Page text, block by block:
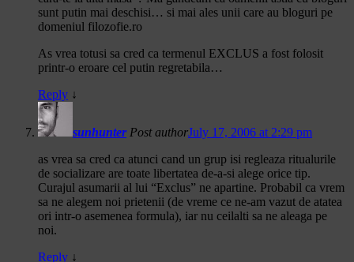
sunt putin mai deschisi… si mai ales unii care au bloguri pe
domeniul filozofie.ro
As vrea totusi sa cred ca termenul EXCLUS a fost folosit
printr-o eroare cel putin regretabila…
Reply ↓
sunhunter Post authorJuly 17, 2006 at 2:29 pm
as vrea sa cred ca atunci cand un grup isi regleaza ritualurile
de socializare are toate libertatea de-a-si alege orice tip.
Curajul asumarii al lui “Exclus” ne apartine. Probabil ca vrem
sa ne alegem noi prietenii (de vreme ce ne-am vazut de atatea
ori intr-o asemenea formula), iar nu ceilalti sa ne aleaga pe
noi.
Reply ↓